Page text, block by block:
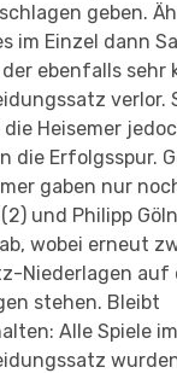
geben.
im Einzel dann
ebenfalls sehr
verlor.
Heisemer
die Erfolgsspur.
gaben nur
und Philipp
wobei erneut
Niederlagen auf
stehen. Bleibt
Alle Spiele im